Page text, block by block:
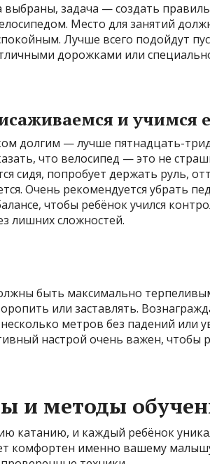
выбраны, задача — создать
Место для занятий
Лучше всего подойдут
дорожками или
и учимся
долгим — лучше пятнадцать-
что велосипед — это не
сидя, попробует держать руль,
Очень рекомендуется убрать
чтобы ребёнок учился
лишних сложностей.
быть максимально
или заставлять.
метров без падений или
настрой очень важен, чтобы
и методы
катанию, и каждый ребёнок
комфортен именно вашему